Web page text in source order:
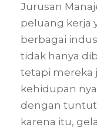
Jurusan
peluang kerja
berbagai
tidak hanya
tetapi mereka
kehidupan
dengan
karena itu,